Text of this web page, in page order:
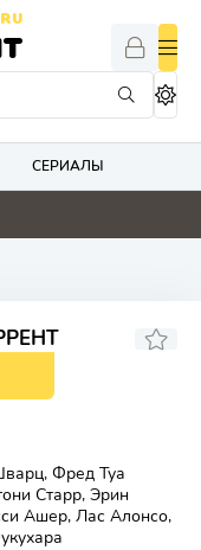
СЕРИАЛЫ
2.9
Фред Туа
Старр, Эрин
Ашер, Лас Алонсо,